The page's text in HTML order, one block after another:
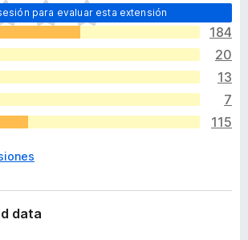
para evaluar esta extensión
184
20
13
7
115
data